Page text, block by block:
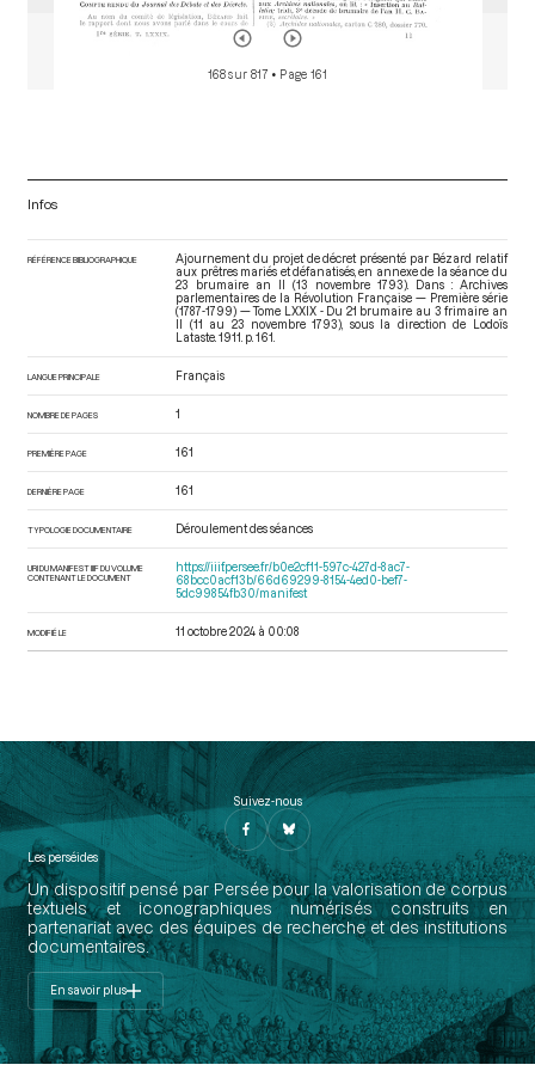
168 sur 817 • Page 161
Infos
RÉFÉRENCE BIBLIOGRAPHIQUE
Ajournement du projet de décret présenté par Bézard relatif
aux prêtres mariés et défanatisés, en annexe de la séance du
23 brumaire an II (13 novembre 1793). Dans : Archives
parlementaires de la Révolution Française — Première série
(1787-1799) — Tome LXXIX - Du 21 brumaire au 3 frimaire an
II (11 au 23 novembre 1793) , sous la direction de Lodoïs
Lataste. 1911. p. 161.
LANGUE PRINCIPALE Français
NOMBRE DE PAGES 1
PREMIÈRE PAGE 161
DERNIÈRE PAGE 161
TYPOLOGIE DOCUMENTAIRE Déroulement des séances
URI DU MANIFEST IIIF DU VOLUME
CONTENANT LE DOCUMENT
https://iiif.persee.fr/b0e2cf11-597c-427d-8ac7-
68bcc0acf13b/66d69299-8154-4ed0-bef7-
5dc99854fb30/manifest
MODIFIÉ LE 11 octobre 2024 à 00:08
Suivez-nous
Les perséides
Un dispositif pensé par Persée pour la valorisation de corpus
textuels et iconographiques numérisés construits en
partenariat avec des équipes de recherche et des institutions
documentaires.
En savoir plus